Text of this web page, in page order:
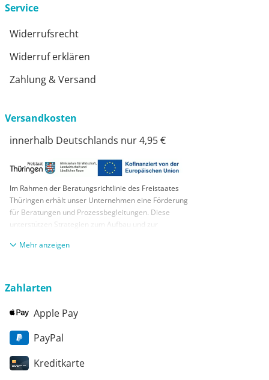
Service
Widerrufsrecht
Widerruf erklären
Zahlung & Versand
Versandkosten
innerhalb Deutschlands nur 4,95 €
Im Rahmen der Beratungsrichtlinie des Freistaates
Thüringen erhält unser Unternehmen eine Förderung
für Beratungen und Prozessbegleitungen. Diese
unterstützen Strategien zum Aufbau und zur
KMUs. Die daraus resultierenden Ergebnisse und
aus Mitteln des Europäischen Sozialfonds Plus und
anzeigen
Zahlarten
Apple Pay
PayPal
Kreditkarte